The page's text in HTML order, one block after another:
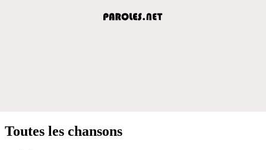
Toutes les chansons